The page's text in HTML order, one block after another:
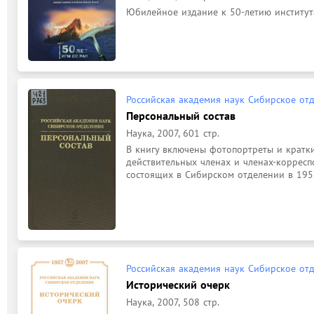
Юбилейное издание к 50-летию
Российская академия наук Сибирское
Персональный состав
Наука, 2007, 601 стр.
В книгу включены фотопортреты и
действительных членах и членах-
Российская академия наук Сибирское
Исторический очерк
Наука, 2007, 508 стр.